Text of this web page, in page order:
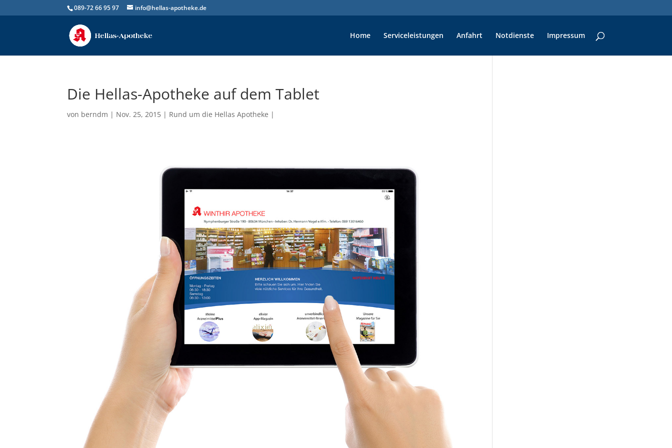
089-72 66 95 97 info@hellas-apotheke.de
Home Serviceleistungen Anfahrt Notdienste Impressum
Die Hellas-Apotheke auf dem Tablet
von berndm | Nov. 25, 2015 | Rund um die Hellas Apotheke |